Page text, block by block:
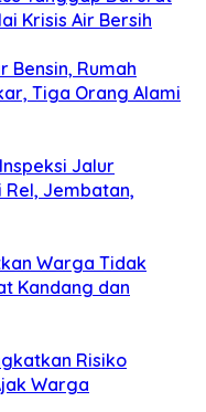
Krisis Air Bersih
Bensin, Rumah
Tiga Orang Alami
Jalur
Rel, Jembatan,
Warga Tidak
Kandang dan
Risiko
Warga